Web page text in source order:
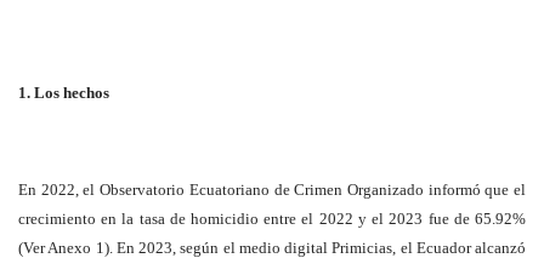
1. Los hechos
En 2022, el Observatorio Ecuatoriano de Crimen Organizado informó que el
crecimiento en la tasa de homicidio entre el 2022 y el 2023 fue de 65.92%
(Ver Anexo 1). En 2023, según el medio digital Primicias, el Ecuador alcanzó